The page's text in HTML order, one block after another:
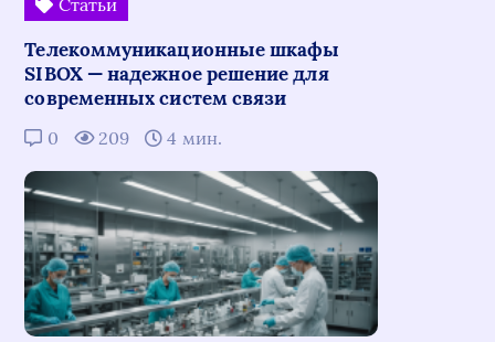
Телекоммуникационные шкафы
SIBOX — надежное решение для
современных систем связи
0 209 4 мин.